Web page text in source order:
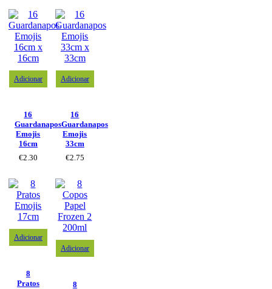
Adicionar
16
Guardanapos
Emojis
16cm
€2.30
Adicionar
16
Guardanapos
Emojis
33cm
€2.75
Adicionar
8
Pratos
Adicionar
8